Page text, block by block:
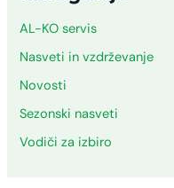
AL-KO servis
Nasveti in vzdrževanje
Novosti
Sezonski nasveti
Vodiči za izbiro